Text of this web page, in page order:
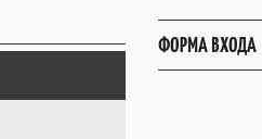
ФОРМА ВХОДА